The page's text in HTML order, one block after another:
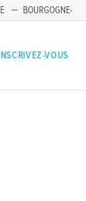
BOURGOGNE-
VOUS